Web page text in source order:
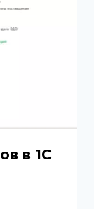
в 1С